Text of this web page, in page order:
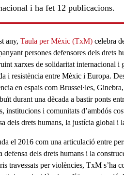
i ha fet 12 publicacions.
any, Taula per Mèxic (TxM)celebra
persones defensores dels drets
xarxes de solidaritat internacional i
i resistència entre Mèxic i Europa.
en espais com Brussel·les,
durant una dècada a bastir ponts
institucions i comunitatsd’ambdós
dels drets humans, la justícia global i
el 2016 com una articulació entre
defensa dels drets humans i la
travessats per violències, TxMs’ha